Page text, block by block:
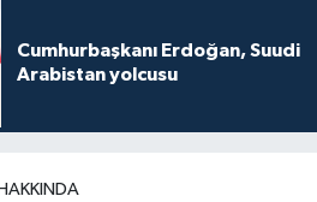
Cumhurbaşkanı Erdoğan, Suudi
Arabistan yolcusu